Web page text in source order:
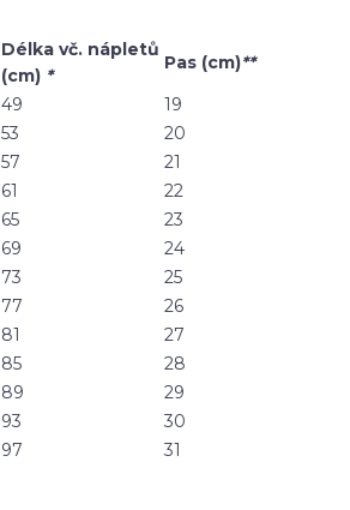
Délka vč. nápletů
(cm) *
Pas (cm)**
49
19
53
20
57
21
61
22
65
23
69
24
73
25
77
26
81
27
85
28
89
29
93
30
97 31